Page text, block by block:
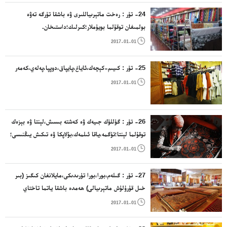
24- تۈر : رەخت ماتېرىياللىرى ۋە باشقا تۈرگە تەۋە
بولمىغان توقۇلما بويۇملار؛كىرلىك؛داستىخان.

2017-01-01
25- تۈر : كىيىم-كېچەك،ئاياغ،پايپاق،دوپپا،پەلەي،كەمەر

2017-01-01
26- تۈر : گۈللۈك جىيەك ۋە كەشتە بىسىش،لېنتا ۋە بېزەك
توقۇلما لېنتا؛تۈگمە،ياقا ئىلمەك،بۇلاپكا ۋە تىكىش يىڭنىسى؛
سۈنئىي گۈل.

2017-01-01
27- تۈر : گىلەم،بورا،بورا تۈرىدىكى،مايلانغان كىگىز (بىر
خىل قۇرۇلۇش ماتېرىيالى) ھەمدە باشقا ياتما تاختاي
ماتېرىياللىرى؛غەيرىي توقۇلما بويۇمدا ياسالغان تام

2017-01-01